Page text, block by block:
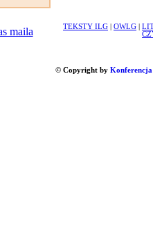
TEKSTY ILG OWLG
© Copyright by Konferencja